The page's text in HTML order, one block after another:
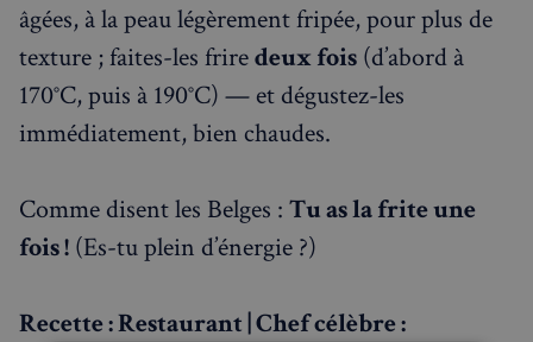
âgées, à la peau légèrement fripée, pour plus de
texture ; faites-les friredeux fois (d’abord à
170°C, puis à 190°C) — et dégustez-les
immédiatement, bien chaudes.
Comme disent les Belges : Tu as la frite une
fois ! (Es-tu plein d’énergie ?)
Recette : Restaurant | Chef célèbre :